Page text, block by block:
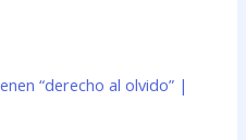
“derecho al olvido” |